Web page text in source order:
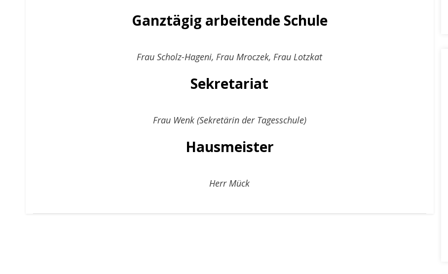
Ganztägig arbeitende Schule
Frau Scholz-Hageni, Frau Mroczek, Frau Lotzkat
Sekretariat
Frau Wenk (Sekretärin der Tagesschule)
Hausmeister
Herr Mück